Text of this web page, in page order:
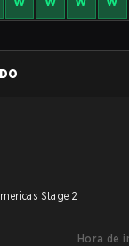
Stage 2
Hora de